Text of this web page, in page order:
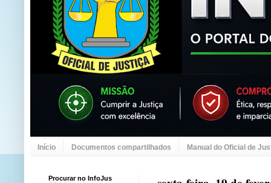
Início Documentos compartilhados Manual do Oficial de
Procurar no InfoJus